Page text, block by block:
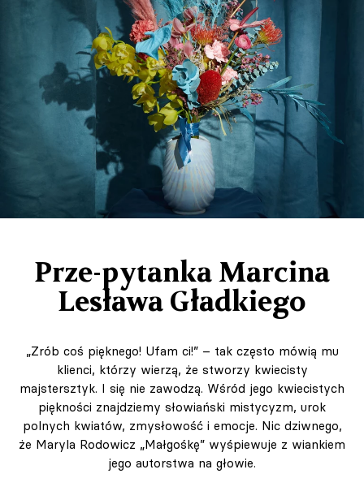
Prze-pytanka Marcina
Lesława Gładkiego
„Zrób coś pięknego! Ufam ci!” – tak często mówią mu
klienci, którzy wierzą, że stworzy kwiecisty
majstersztyk. I się nie zawodzą. Wśród jego kwiecistych
piękności znajdziemy słowiański mistycyzm, urok
polnych kwiatów, zmysłowość i emocje. Nic dziwnego,
że Maryla Rodowicz „Małgośkę” wyśpiewuje z wiankiem
jego autorstwa na głowie.